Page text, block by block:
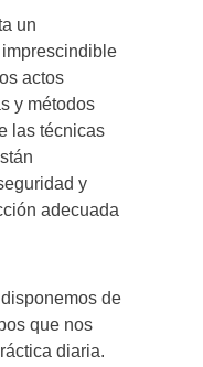
un
actos
y métodos
las técnicas
y
adecuada
de
que nos
diaria.